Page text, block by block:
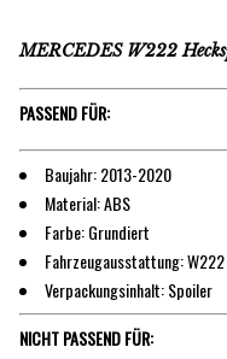
MERCEDES W222
PASSEND FÜR:
Baujahr: 2013-2020
Material: ABS
Farbe: Grundiert
Fahrzeugausstattung: W222
Verpackungsinhalt: Spoiler
NICHT PASSEND FÜR: